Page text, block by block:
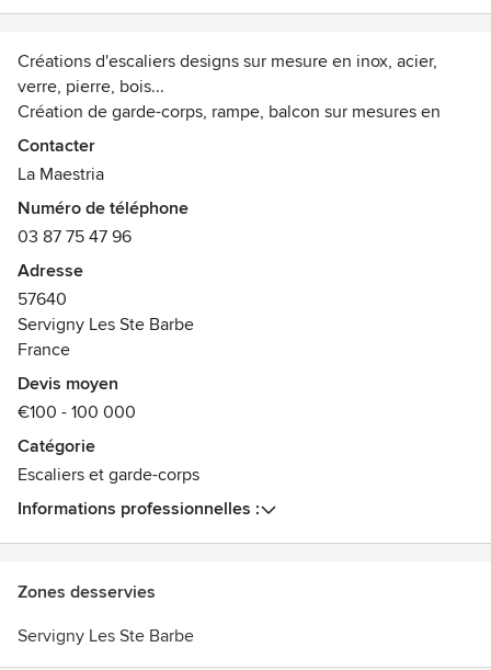
propose de À à Z et respecte les délais. Bref, un homme de
Mireille et Christian DECKER METZ.
Créations d'escaliers designs sur mesure en inox, acier,
verre, pierre, bois...
Création de garde-corps, rampe, balcon sur mesures en
verre, inox, métal...
Création de passerelle en verre, inox ou acier....
de forge (portail, balcon, rampe, trappe de cave, marquise,
ou reproduction à l'identique, fer forgé...)
Création de pergolas design en aluminium, toiture de
terrasse, pergola à lame bioclimatique, carport, abri de
voiture, palissade, claustra,...
Vente de carreaux de ciment.
encore
Récompenses :
Bon rapport qualité prix.
Contacter
La Maestria
Numéro de téléphone
03 87 75 47 96
Adresse
57640
Servigny Les Ste Barbe
France
Devis moyen
€100 - 100 000
Catégorie
Escaliers et garde-corps
Informations professionnelles :
Zones desservies
Servigny Les Ste Barbe